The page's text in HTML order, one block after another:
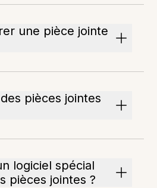
une pièce jointe
pièces jointes
logiciel spécial
pièces jointes ?